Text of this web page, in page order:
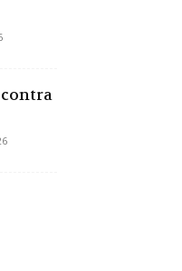
contra